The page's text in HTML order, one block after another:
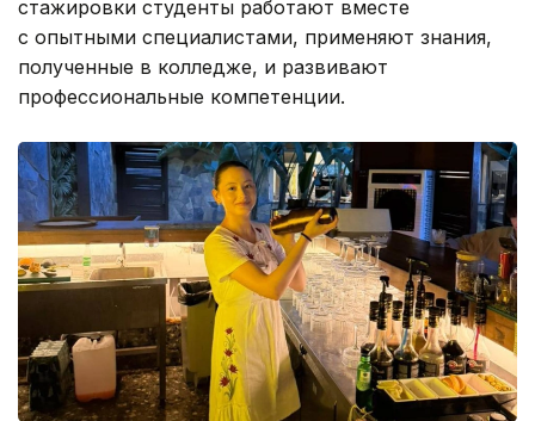
стажировки студенты работают вместе
с опытными специалистами, применяют знания,
полученные в колледже, и развивают
профессиональные компетенции.